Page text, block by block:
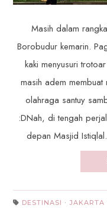
Masih dalam
Borobudur kemarin.
kaki menyusuri
masih adem
olahraga santuy
:DNah, di tengah
depan Masjid
DESTINASI ·JAKARTA